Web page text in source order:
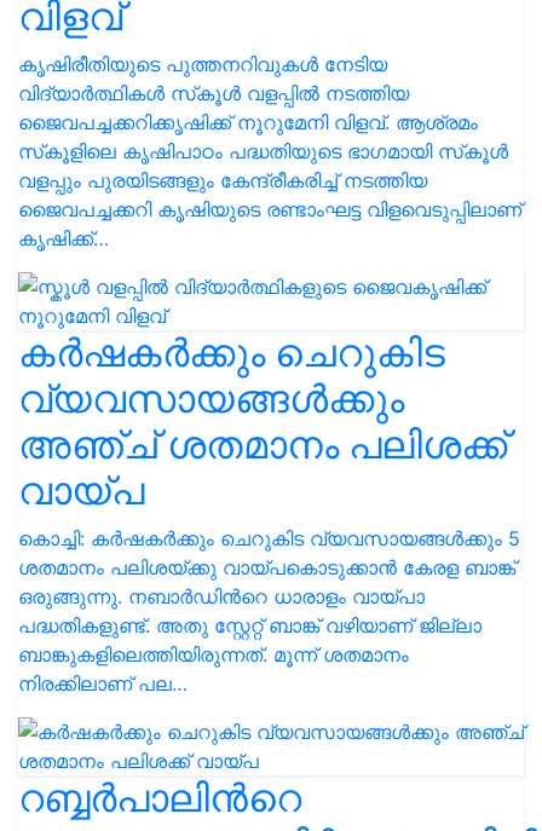
വിളവ്
കൃഷിരീതിയുടെ പുത്തനറിവുകള്‍ നേടിയ
വിദ്യാര്‍ത്ഥികള്‍ സ്‌കൂള്‍ വളപ്പില്‍ നടത്തിയ
ജൈവപച്ചക്കറിക്കൃഷിക്ക് നൂറുമേനി വിളവ്. ആശ്രമം
സ്‌കൂളിലെ കൃഷിപാഠം പദ്ധതിയുടെ ഭാഗമായി സ്‌കൂള്‍
വളപ്പും പുരയിടങ്ങളും കേന്ദ്രീകരിച്ച് നടത്തിയ
ജൈവപച്ചക്കറി കൃഷിയുടെ രണ്ടാംഘട്ട വിളവെടുപ്പിലാണ്
കൃഷിക്ക്…
കർഷകർക്കും ചെറുകിട
വ്യവസായങ്ങൾക്കും
അഞ്ച് ശതമാനം പലിശക്ക്
വായ്പ
കൊച്ചി: കര്‍ഷകര്‍ക്കും ചെറുകിട വ്യവസായങ്ങള്‍ക്കും 5
ശതമാനം പലിശയ്ക്കു വായ്പകൊടുക്കാന്‍ കേരള ബാങ്ക്
ഒരുങ്ങുന്നു. നബാര്‍ഡിന്‍റെ ധാരാളം വായ്പാ
പദ്ധതികളുണ്ട്. അതു സ്റ്റേറ്റ് ബാങ്ക് വഴിയാണ് ജില്ലാ
ബാങ്കുകളിലെത്തിയിരുന്നത്. മൂന്ന് ശതമാനം
നിരക്കിലാണ് പല…
റബ്ബര്‍പാലിന്‍റെ